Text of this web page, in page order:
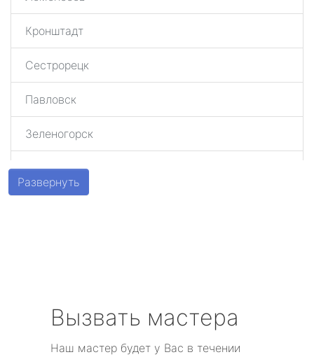
Кронштадт
Сестрорецк
Павловск
Зеленогорск
Шушары
Песочный
Развернуть
Вызвать мастера
Наш мастер будет у Вас в течении